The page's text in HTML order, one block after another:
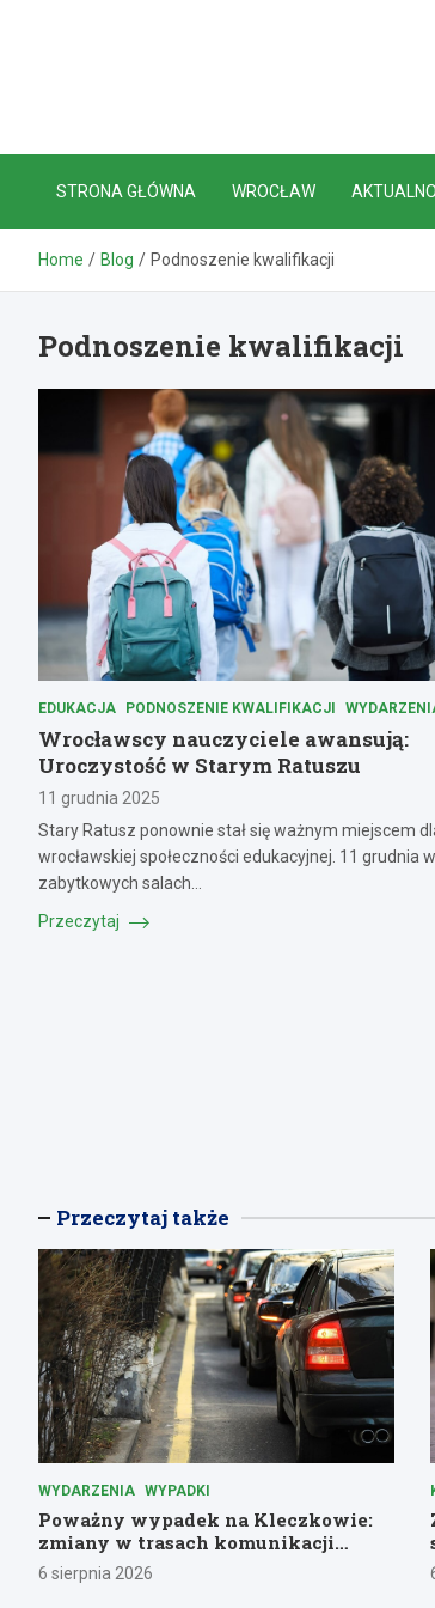
STRONA GŁÓWNA WROCŁAW
Home Blog Podnoszenie kwalifikacji
Podnoszenie kwalifikacji
EDUKACJA PODNOSZENIE KWALIFIKACJI
Wrocławscy nauczyciele awansują:
Uroczystość w Starym Ratuszu
11 grudnia 2025
Stary Ratusz ponownie stał się ważnym miejscem
wrocławskiej społeczności edukacyjnej. 11 grudnia w
zabytkowych salach…
Przeczytaj
Przeczytaj także
WYDARZENIA WYPADKI
Poważny wypadek na Kleczkowie:
zmiany w trasach komunikacji
miejskiej
6 sierpnia 2026